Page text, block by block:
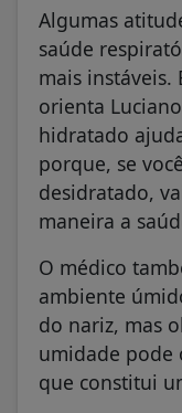
Algumas
saúde
mais instáveis.
orienta
hidratado
porque, se
desidratado,
maneira a
O médico
ambiente
do nariz, mas
umidade pode
que constitui